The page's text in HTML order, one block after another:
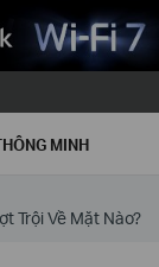
MINH
Trội Về Mặt Nào?